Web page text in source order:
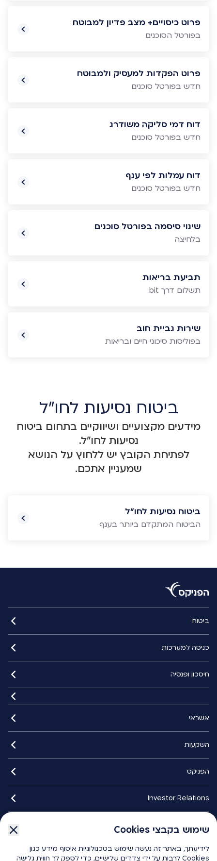
שימוש בקבצי Cookies
לידיעתך, באתר זה נעשה שימוש בטכנולוגיות איסוף מידע כגון
Cookies לרבות על ידי צדדים שלישיים, כדי לספק לך חווית גלישה
פרוט כיסויים+ מצב פדיון למבוטח
בפורטל הסוכנים
פרוט הפקדות למעסיק ולמבוטח
חדש בפורטל סוכנים
דוח דמי סליקה משודרג
חדש בפורטל סוכנים
דוח עמלות לפי ענף
חדש בפורטל סוכנים
שינוי סיסמה בפורטל סוכנים
בלחיצה
תביעת בריאות
תשלום דרך bit
שירות גביית חוב
בפוליסות סיכוני חיים ובריאות
ביטוח נסיעות לחו"ל
מידעים מקצועיים ושיווקיים בתחום ביטוח
נסיעות לחו"ל.
לפתיחת הקובץ יש ללחוץ על הנושא
שמעניין אתכם.
ביטוח נסיעות לחו"ל
הביטוח המתקדם ביותר בענף
ביטוח
כניסה למערכות
חיסכון ופנסיה
אשראי
השקעות
הפניקס
Investor Relations
הפניקס smart
שימוש בקבצי Cookies
לידיעתך, באתר זה נעשה שימוש בטכנולוגיות איסוף מידע כגון
Cookies לרבות על ידי צדדים שלישיים, כדי לספק לך חווית גלישה